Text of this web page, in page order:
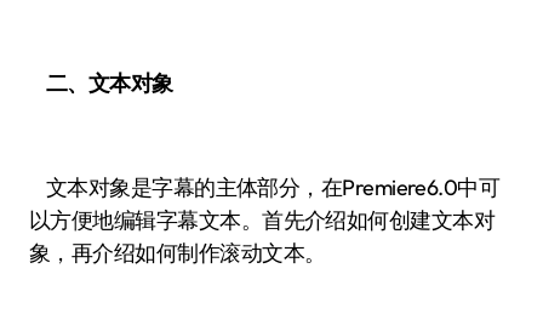
二、文本对象
文本对象是字幕的主体部分，在Premiere6.0中可
以方便地编辑字幕文本。首先介绍如何创建文本对
象，再介绍如何制作滚动文本。